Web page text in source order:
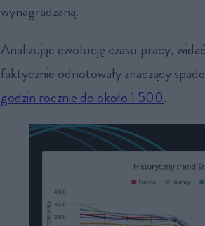
wynagradzaną.
Analizując ewolucję czasu pracy,
faktycznie odnotowały znaczący
godzin rocznie do około 1 500.